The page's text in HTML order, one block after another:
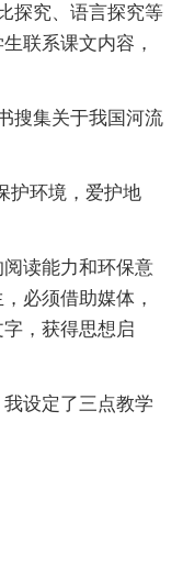
探究、语言探究等
联系课文内容，
搜集关于我国河流
护环境，爱护地
读能力和环保意
必须借助媒体，
，获得思想启
设定了三点教学